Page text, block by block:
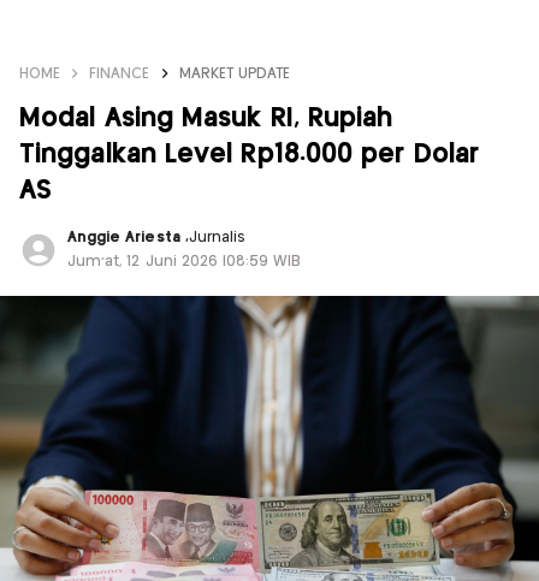
HOME FINANCE MARKET UPDATE
Modal Asing Masuk RI, Rupiah
Tinggalkan Level Rp18.000 per Dolar
AS
Anggie Ariesta ,Jurnalis
Jum'at, 12 Juni 2026 |08:59 WIB